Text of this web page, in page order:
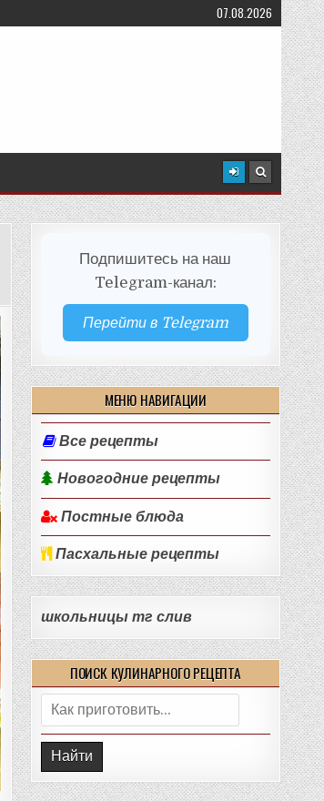
07.08.2026
Подпишитесь на наш
Telegram-канал:
Перейти в Telegram
МЕНЮ НАВИГАЦИИ
Все рецепты
Новогодние рецепты
Постные блюда
Пасхальные рецепты
школьницы тг слив
ПОИСК КУЛИНАРНОГО РЕЦЕПТА
Поиск: